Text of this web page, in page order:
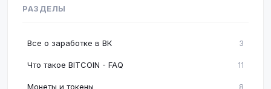
РАЗДЕЛЫ
Все о заработке в ВК 3
Что такое BITCOIN - FAQ 11
Монеты и токены 8